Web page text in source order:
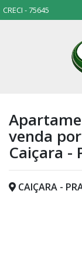
CRECI - 75645
venda
Caiçara -
CAIÇARA -